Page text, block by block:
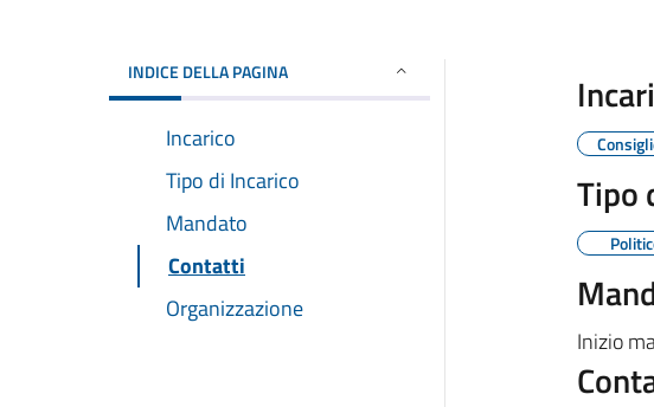
INDICE DELLA PAGINA
Incarico
Tipo di Incarico
Mandato
Contatti
Organizzazione
Tipo
Inizio